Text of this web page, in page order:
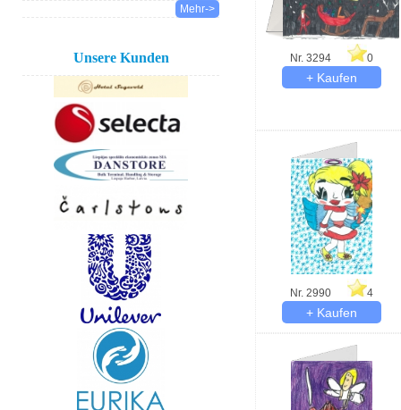
Mehr->
Unsere Kunden Nr. 3294 0
Nr. 2990 4